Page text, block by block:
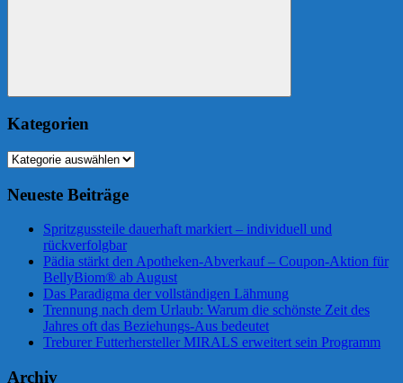
Suchen
Kategorien
Kategorien
Neueste Beiträge
Spritzgussteile dauerhaft markiert – individuell und
rückverfolgbar
Pädia stärkt den Apotheken-Abverkauf – Coupon-Aktion für
BellyBiom® ab August
Das Paradigma der vollständigen Lähmung
Trennung nach dem Urlaub: Warum die schönste Zeit des
Jahres oft das Beziehungs-Aus bedeutet
Treburer Futterhersteller MIRALS erweitert sein Programm
Archiv